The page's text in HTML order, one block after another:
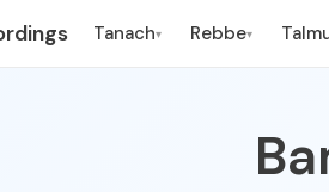
Tanach▾ Rebbe▾